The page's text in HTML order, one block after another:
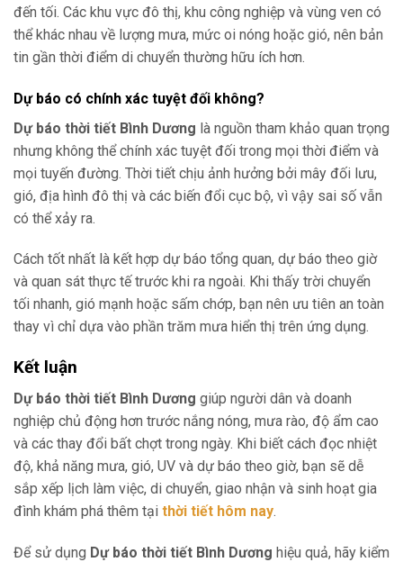
đến tối. Các khu vực đô thị, khu công nghiệp và vùng ven có
thể khác nhau về lượng mưa, mức oi nóng hoặc gió, nên bản
tin gần thời điểm di chuyển thường hữu ích hơn.
Dự báo có chính xác tuyệt đối không?
Dự báo thời tiết Bình Dương là nguồn tham khảo quan trọng
nhưng không thể chính xác tuyệt đối trong mọi thời điểm và
mọi tuyến đường. Thời tiết chịu ảnh hưởng bởi mây đối lưu,
gió, địa hình đô thị và các biến đổi cục bộ, vì vậy sai số vẫn
có thể xảy ra.
Cách tốt nhất là kết hợp dự báo tổng quan, dự báo theo giờ
và quan sát thực tế trước khi ra ngoài. Khi thấy trời chuyển
tối nhanh, gió mạnh hoặc sấm chớp, bạn nên ưu tiên an toàn
thay vì chỉ dựa vào phần trăm mưa hiển thị trên ứng dụng.
Kết luận
Dự báo thời tiết Bình Dương giúp người dân và doanh
nghiệp chủ động hơn trước nắng nóng, mưa rào, độ ẩm cao
và các thay đổi bất chợt trong ngày. Khi biết cách đọc nhiệt
độ, khả năng mưa, gió, UV và dự báo theo giờ, bạn sẽ dễ
sắp xếp lịch làm việc, di chuyển, giao nhận và sinh hoạt gia
đình khám phá thêm tại thời tiết hôm nay.
Để sử dụng Dự báo thời tiết Bình Dương hiệu quả, hãy kiểm